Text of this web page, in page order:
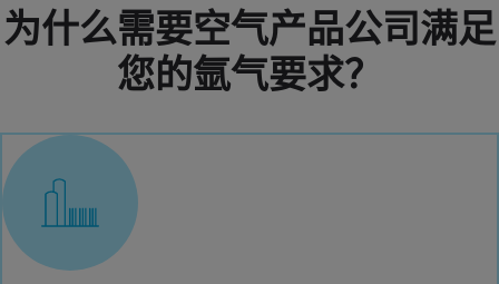
为什么需要空气产品公司满足
您的氩气要求？